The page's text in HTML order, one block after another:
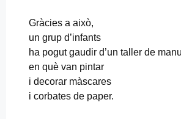
Gràcies a això,
un grup d’infants
ha pogut gaudir d’un taller de
en què van pintar
i decorar màscares
i corbates de paper.